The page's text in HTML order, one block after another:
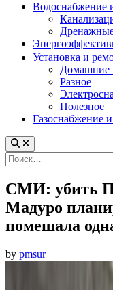
Водоснабжение
Установка и
Домашние
Разное
Полезное
Газоснабжение
Найти:
СМИ: убить
Мадуро
помешала
by pmsur